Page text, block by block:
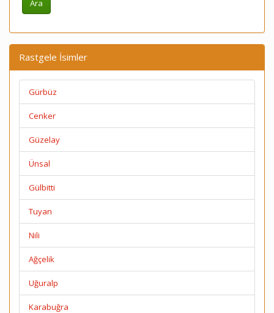
Rastgele İsimler
Gürbüz
Cenker
Güzelay
Ünsal
Gülbitti
Tuyan
Nili
Ağçelik
Uğuralp
Karabuğra